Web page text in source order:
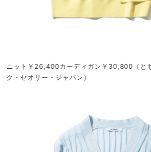
ニット￥26,400カーディガン￥30,800（と
ク・セオリー・ジャパン）